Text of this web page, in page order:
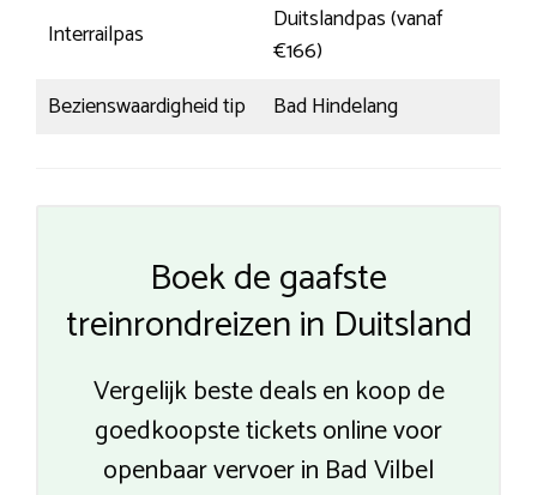
Interrailpas
Duitslandpas (vanaf
€166)
Bezienswaardigheid tip
Bad Hindelang
Boek de gaafste
treinrondreizen in Duitsland
Vergelijk beste deals en koop de
goedkoopste tickets online voor
openbaar vervoer in Bad Vilbel